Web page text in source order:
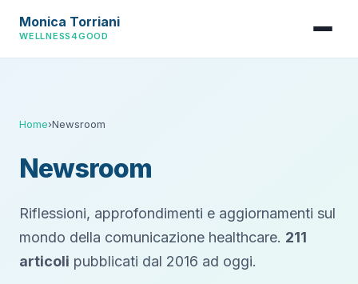
Monica Torriani
WELLNESS4GOOD
Home›Newsroom
Newsroom
Riflessioni, approfondimenti e aggiornamenti sul
mondo della comunicazione healthcare. 211
articoli pubblicati dal 2016 ad oggi.